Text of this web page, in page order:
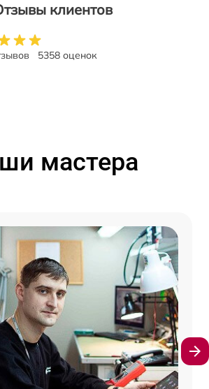
клиентов
5358 оценок
мастера